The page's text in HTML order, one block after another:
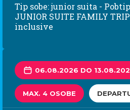
Tip sobe: junior suita -
JUNIOR SUITE FAMILY
inclusive
06.08.2026 DO
MAX. 4 OSOBE